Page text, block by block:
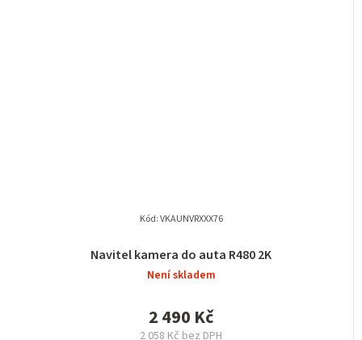
Navitel kamera do auta R480 2K
Není skladem
2 058 Kč bez DPH
2 490 Kč
Kód:VKAUNVRXXX76